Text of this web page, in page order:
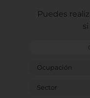
Puedes